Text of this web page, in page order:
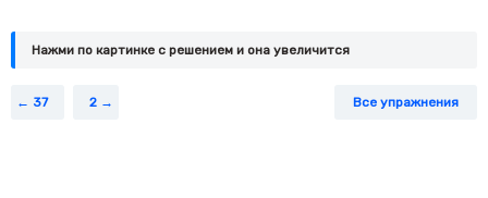
Нажми по картинке c решением и она увеличится
37 2 Все упражнения